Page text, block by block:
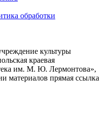
обработки
культуры
краевая
им. М. Ю. Лермонтова»,
материалов прямая ссылка